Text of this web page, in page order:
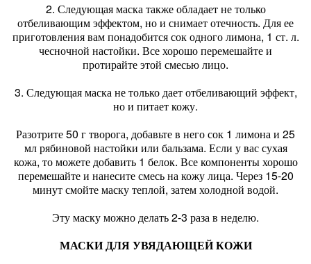
2. Следующая маска также обладает не только
отбеливающим эффектом, но и снимает отечность. Для ее
приготовления вам понадобится сок одного лимона, 1 ст. л.
чесночной настойки. Все хорошо перемешайте и
протирайте этой смесью лицо.
3. Следующая маска не только дает отбеливающий эффект,
но и питает кожу.
Разотрите 50 г творога, добавьте в него сок 1 лимона и 25
мл рябиновой настойки или бальзама. Если у вас сухая
кожа, то можете добавить 1 белок. Все компоненты хорошо
перемешайте и нанесите смесь на кожу лица. Через 15-20
минут смойте маску теплой, затем холодной водой.
Эту маску можно делать 2-3 раза в неделю.
МАСКИ ДЛЯ УВЯДАЮЩЕЙ КОЖИ